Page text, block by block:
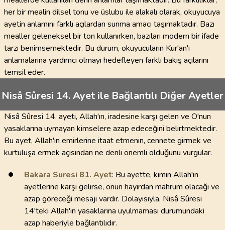
her bir mealin dilsel tonu ve üslubu ile alakalı olarak, okuyucuya
ayetin anlamını farklı açılardan sunma amacı taşımaktadır. Bazı
mealler geleneksel bir ton kullanırken, bazıları modern bir ifade
tarzı benimsemektedir. Bu durum, okuyucuların Kur'an'ı
anlamalarına yardımcı olmayı hedefleyen farklı bakış açılarını
temsil eder.
Nisâ Sûresi 14. Ayet ile Bağlantılı Diğer Ayetler
Nisâ Sûresi 14. ayeti, Allah'ın, iradesine karşı gelen ve O'nun
yasaklarına uymayan kimselere azap edeceğini belirtmektedir.
Bu ayet, Allah'ın emirlerine itaat etmenin, cennete girmek ve
kurtuluşa ermek açısından ne denli önemli olduğunu vurgular.
Bakara Suresi 81. Ayet: Bu ayette, kimin Allah'ın
ayetlerine karşı gelirse, onun hayırdan mahrum olacağı ve
azap göreceği mesajı vardır. Dolayısıyla, Nisâ Sûresi
14'teki Allah'ın yasaklarına uyulmaması durumundaki
azap haberiyle bağlantılıdır.